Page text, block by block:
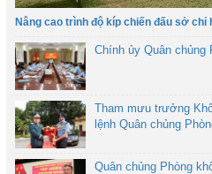
Nâng cao trình độ kíp chiến đấu sở chỉ
Chính ủy Quân chủng
Tham mưu trưởng
lệnh Quân chủng
Quân chủng Phòng